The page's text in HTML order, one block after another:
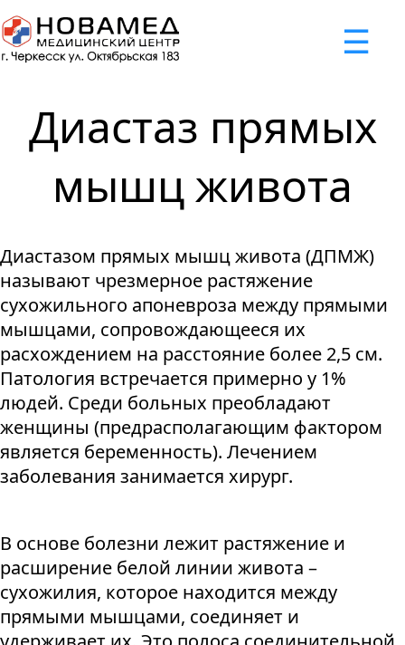
☰
x
Задать вопрос
данных."
Отправить вопрос
Успешно
Мы свяжемся с вами в ближайшее время
Неудача
Некорректно введен номер телефона
Неудача
Отклонена капча
Неудача
Не введено имя или вопрос
Неудача
Не принято соглашение
Диастаз прямых
мышц живота
Диастазом прямых мышц живота (ДПМЖ)
называют чрезмерное растяжение
сухожильного апоневроза между прямыми
мышцами, сопровождающееся их
расхождением на расстояние более 2,5 см.
Патология встречается примерно у 1%
людей. Среди больных преобладают
женщины (предрасполагающим фактором
является беременность). Лечением
заболевания занимается хирург.
В основе болезни лежит растяжение и
расширение белой линии живота –
сухожилия, которое находится между
прямыми мышцами, соединяет и